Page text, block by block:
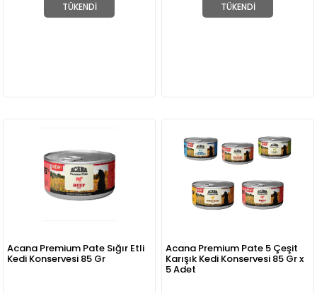
TÜKENDI TÜKENDI
Acana Premium Pate Sığır Etli
Kedi Konservesi 85 Gr
Acana Premium Pate 5 Çeşit
Karışık Kedi Konservesi 85 Gr x
5 Adet